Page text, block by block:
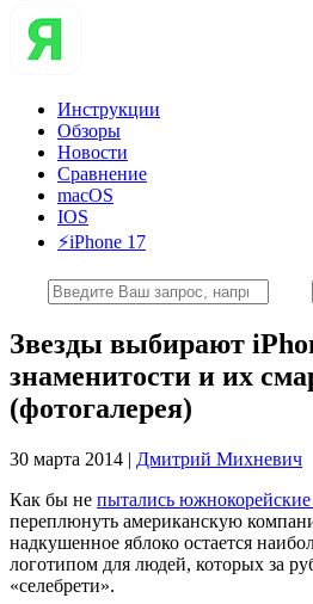
Инструкции
Обзоры
Новости
Сравнение
macOS
IOS
⚡️iPhone 17
Звезды выбирают
знаменитости и их
(фотогалерея)
30 марта 2014 | Дмитрий Михневич
Как бы не пытались
переплюнуть американскую
надкушенное яблоко остается
логотипом для людей, которых за
«селебрети».